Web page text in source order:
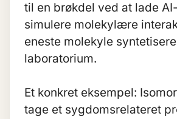
til en brøkdel ved at lade
simulere molekylære
eneste molekyle
laboratorium.
Et konkret eksempel:
tage et sygdomsrelateret